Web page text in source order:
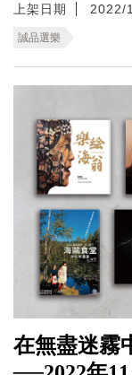
上架日期 2022/
誠品選樂
在無盡迷霧